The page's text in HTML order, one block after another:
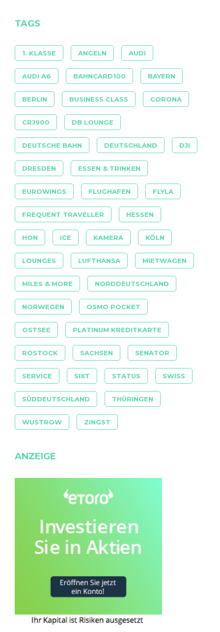
TAGS
1. KLASSE ANGELN AUDI
AUDI A6 BAHNCARD100 BAYERN
BERLIN BUSINESS CLASS CORONA
CRJ900 DB LOUNGE
DEUTSCHE BAHN DEUTSCHLAND DJI
DRESDEN ESSEN & TRINKEN
EUROWINGS FLUGHAFEN FLYLA
FREQUENT TRAVELLER HESSEN
HON ICE KAMERA KÖLN
LOUNGES LUFTHANSA MIETWAGEN
MILES & MORE NORDDEUTSCHLAND
NORWEGEN OSMO POCKET
OSTSEE PLATINUM KREDITKARTE
ROSTOCK SACHSEN SENATOR
SERVICE SIXT STATUS SWISS
SÜDDEUTSCHLAND THÜRINGEN
WUSTROW ZINGST
ANZEIGE